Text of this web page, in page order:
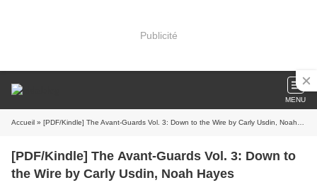
Publicité
MENU
Accueil » [PDF/Kindle] The Avant-Guards Vol. 3: Down to the Wire by Carly Usdin, Noah Hayes
[PDF/Kindle] The Avant-Guards Vol. 3: Down to
the Wire by Carly Usdin, Noah Hayes